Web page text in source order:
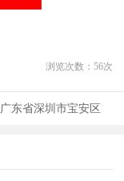
浏览次数： 56次
广东省深圳市宝安区